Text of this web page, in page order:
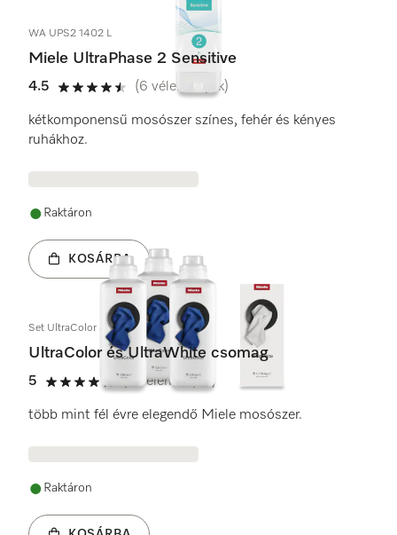
WA UPS2 1402 L
Miele UltraPhase 2 Sensitive
4.5
4.5 / 5
(6 vélemények)
kétkomponensű mosószer színes, fehér és kényes
ruhákhoz.
Raktáron
KOSÁRBA
Set UltraColor & UltraWhite
UltraColor és UltraWhite csomag
5
5 / 5
(3 vélemények)
több mint fél évre elegendő Miele mosószer.
Raktáron